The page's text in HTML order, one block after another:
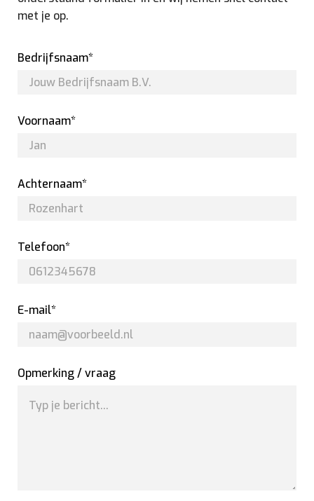
met je op.
Bedrijfsnaam*
Voornaam*
Achternaam*
Telefoon*
E-mail*
Opmerking / vraag